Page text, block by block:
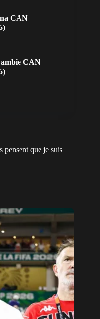
CAN
CAN
pensent que je suis